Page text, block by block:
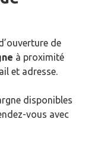
de
à proximité
et adresse.
disponibles
vous avec